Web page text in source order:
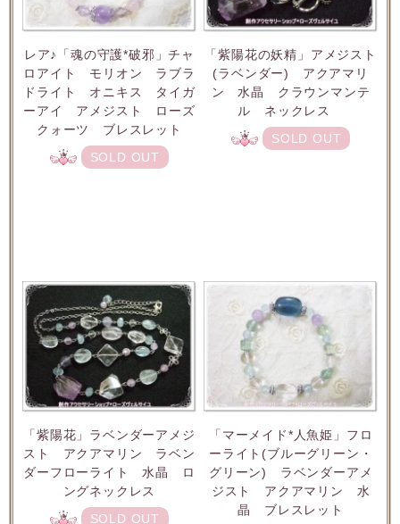
レア♪「魂の守護*破邪」チャ
ロアイト モリオン ラブラ
ドライト オニキス タイガ
ーアイ アメジスト ローズ
クォーツ ブレスレット
SOLD OUT
「紫陽花の妖精」アメジスト
(ラベンダー) アクアマリ
ン 水晶 クラウンマンテ
ル ネックレス
SOLD OUT
「紫陽花」ラベンダーアメジ
スト アクアマリン ラベン
ダーフローライト 水晶 ロ
ングネックレス
SOLD OUT
「マーメイド*人魚姫」フロ
ーライト(ブルーグリーン・
グリーン) ラベンダーアメ
ジスト アクアマリン 水
晶 ブレスレット